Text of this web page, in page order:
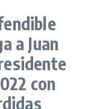
a Juan
con